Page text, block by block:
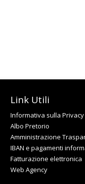
Link Utili
Informativa sulla Privacy
Albo Pretorio
Amministrazione
IBAN e pagamenti
Fatturazione elettronica
Web Agency